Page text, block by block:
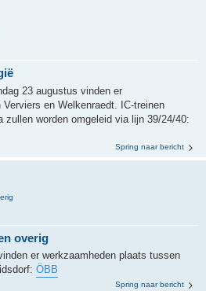
23 augustus vinden er
en Welkenraedt. IC-treinen
zullen worden omgeleid via lijn 39/24/40:
Spring naar bericht
overig
er werkzaamheden plaats tussen
ÖBB
Spring naar bericht